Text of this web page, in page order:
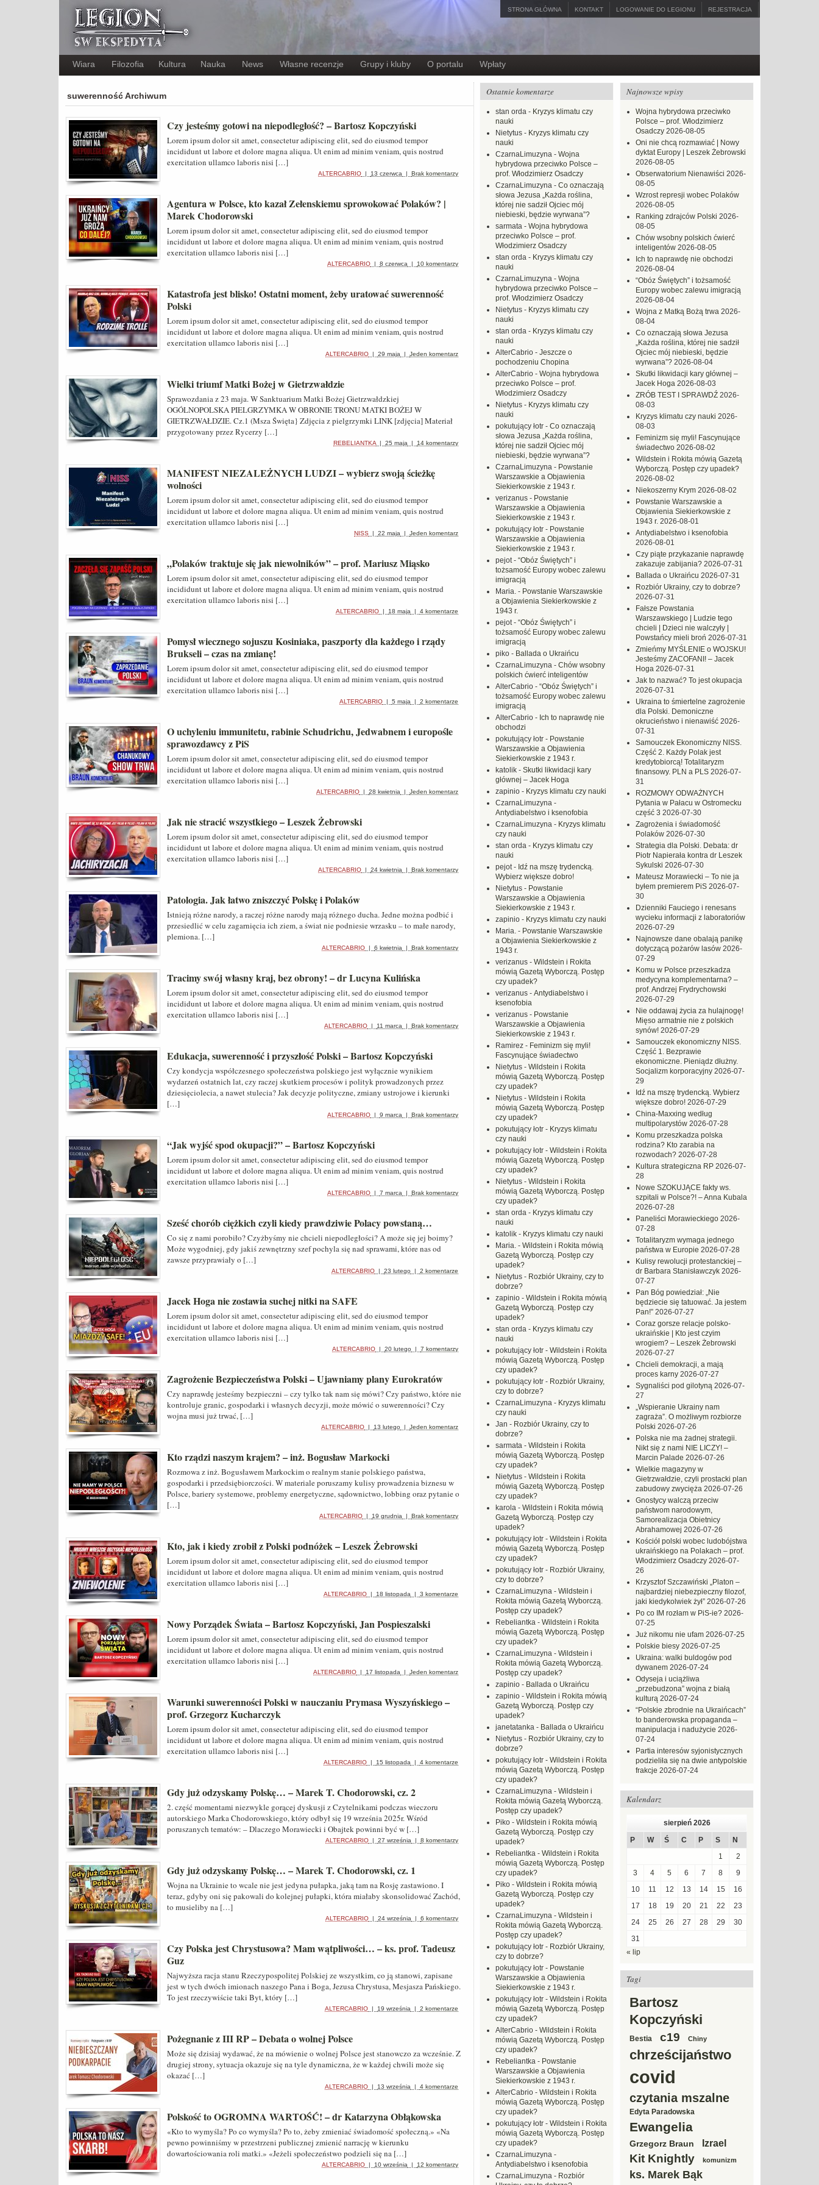
STRONA GŁÓWNA KONTAKT LOGOWANIE DO LEGIONU REJESTRACJA
Wiara Filozofia Kultura Nauka News Własne recenzje Grupy i kluby O portalu Wpłaty
suwerenność Archiwum
Czy jesteśmy gotowi na niepodległość? – Bartosz Kopczyński
Lorem ipsum dolor sit amet, consectetur adipiscing elit, sed do eiusmod tempor
incididunt ut labore et dolore magna aliqua. Ut enim ad minim veniam, quis nostrud
exercitation ullamco laboris nisi […]
ALTERCABRIO | 13 czerwca | Brak komentarzy
Agentura w Polsce, kto kazał Zełenskiemu sprowokować Polaków? |
Marek Chodorowski
Lorem ipsum dolor sit amet, consectetur adipiscing elit, sed do eiusmod tempor
incididunt ut labore et dolore magna aliqua. Ut enim ad minim veniam, quis nostrud
exercitation ullamco laboris nisi […]
ALTERCABRIO | 8 czerwca | 10 komentarzy
Katastrofa jest blisko! Ostatni moment, żeby uratować suwerenność
Polski
Lorem ipsum dolor sit amet, consectetur adipiscing elit, sed do eiusmod tempor
incididunt ut labore et dolore magna aliqua. Ut enim ad minim veniam, quis nostrud
exercitation ullamco laboris nisi […]
ALTERCABRIO | 29 maja | Jeden komentarz
Wielki triumf Matki Bożej w Gietrzwałdzie
Sprawozdania z 23 maja. W Sanktuarium Matki Bożej Gietrzwałdzkiej
OGÓLNOPOLSKA PIELGRZYMKA W OBRONIE TRONU MATKI BOŻEJ W
GIETRZWAŁDZIE. Cz.1 (Msza Święta} Zdjęcia z pielgrzymki LINK [zdjęcia] Materiał
przygotowany przez Rycerzy […]
REBELIANTKA | 25 maja | 14 komentarzy
MANIFEST NIEZALEŻNYCH LUDZI – wybierz swoją ścieżkę
wolności
Lorem ipsum dolor sit amet, consectetur adipiscing elit, sed do eiusmod tempor
incididunt ut labore et dolore magna aliqua. Ut enim ad minim veniam, quis nostrud
exercitation ullamco laboris nisi […]
NISS | 22 maja | Jeden komentarz
„Polaków traktuje się jak niewolników” – prof. Mariusz Miąsko
Lorem ipsum dolor sit amet, consectetur adipiscing elit, sed do eiusmod tempor
incididunt ut labore et dolore magna aliqua. Ut enim ad minim veniam, quis nostrud
exercitation ullamco laboris nisi […]
ALTERCABRIO | 18 maja | 4 komentarze
Pomysł wiecznego sojuszu Kosiniaka, paszporty dla każdego i rządy
Brukseli – czas na zmianę!
Lorem ipsum dolor sit amet, consectetur adipiscing elit, sed do eiusmod tempor
incididunt ut labore et dolore magna aliqua. Ut enim ad minim veniam, quis nostrud
exercitation ullamco laboris nisi […]
ALTERCABRIO | 5 maja | 2 komentarze
O uchyleniu immunitetu, rabinie Schudrichu, Jedwabnem i europośle
sprawozdawcy z PiS
Lorem ipsum dolor sit amet, consectetur adipiscing elit, sed do eiusmod tempor
incididunt ut labore et dolore magna aliqua. Ut enim ad minim veniam, quis nostrud
exercitation ullamco laboris nisi […]
ALTERCABRIO | 28 kwietnia | Jeden komentarz
Jak nie stracić wszystkiego – Leszek Żebrowski
Lorem ipsum dolor sit amet, consectetur adipiscing elit, sed do eiusmod tempor
incididunt ut labore et dolore magna aliqua. Ut enim ad minim veniam, quis nostrud
exercitation ullamco laboris nisi […]
ALTERCABRIO | 24 kwietnia | Brak komentarzy
Patologia. Jak łatwo zniszczyć Polskę i Polaków
Istnieją różne narody, a raczej różne narody mają różnego ducha. Jedne można podbić i
przesiedlić w celu zagarnięcia ich ziem, a świat nie podniesie wrzasku – to małe narody,
plemiona. […]
ALTERCABRIO | 6 kwietnia | Brak komentarzy
Tracimy swój własny kraj, bez obrony! – dr Lucyna Kulińska
Lorem ipsum dolor sit amet, consectetur adipiscing elit, sed do eiusmod tempor
incididunt ut labore et dolore magna aliqua. Ut enim ad minim veniam, quis nostrud
exercitation ullamco laboris nisi […]
ALTERCABRIO | 11 marca | Brak komentarzy
Edukacja, suwerenność i przyszłość Polski – Bartosz Kopczyński
Czy kondycja współczesnego społeczeństwa polskiego jest wyłącznie wynikiem
wydarzeń ostatnich lat, czy raczej skutkiem procesów i polityk prowadzonych przez
dziesięciolecia, a nawet stulecia? Jak decyzje polityczne, zmiany ustrojowe i kierunki
[…]
ALTERCABRIO | 9 marca | Brak komentarzy
“Jak wyjść spod okupacji?” – Bartosz Kopczyński
Lorem ipsum dolor sit amet, consectetur adipiscing elit, sed do eiusmod tempor
incididunt ut labore et dolore magna aliqua. Ut enim ad minim veniam, quis nostrud
exercitation ullamco laboris nisi […]
ALTERCABRIO | 7 marca | Brak komentarzy
Sześć chorób ciężkich czyli kiedy prawdziwie Polacy powstaną…
Co się z nami porobiło? Czyżbyśmy nie chcieli niepodległości? A może się jej boimy?
Może wygodniej, gdy jakiś zewnętrzny szef pochyla się nad sprawami, które nas od
zawsze przyprawiały o […]
ALTERCABRIO | 23 lutego | 2 komentarze
Jacek Hoga nie zostawia suchej nitki na SAFE
Lorem ipsum dolor sit amet, consectetur adipiscing elit, sed do eiusmod tempor
incididunt ut labore et dolore magna aliqua. Ut enim ad minim veniam, quis nostrud
exercitation ullamco laboris nisi […]
ALTERCABRIO | 20 lutego | 7 komentarzy
Zagrożenie Bezpieczeństwa Polski – Ujawniamy plany Eurokratów
Czy naprawdę jesteśmy bezpieczni – czy tylko tak nam się mówi? Czy państwo, które nie
kontroluje granic, gospodarki i własnych decyzji, może mówić o suwerenności? Czy
wojna musi już trwać, […]
ALTERCABRIO | 13 lutego | Jeden komentarz
Kto rządzi naszym krajem? – inż. Bogusław Markocki
Rozmowa z inż. Bogusławem Markockim o realnym stanie polskiego państwa,
gospodarki i przedsiębiorczości. W materiale poruszamy kulisy prowadzenia biznesu w
Polsce, bariery systemowe, problemy energetyczne, sądownictwo, lobbing oraz pytanie o
[…]
ALTERCABRIO | 19 grudnia | Brak komentarzy
Kto, jak i kiedy zrobił z Polski podnóżek – Leszek Żebrowski
Lorem ipsum dolor sit amet, consectetur adipiscing elit, sed do eiusmod tempor
incididunt ut labore et dolore magna aliqua. Ut enim ad minim veniam, quis nostrud
exercitation ullamco laboris nisi […]
ALTERCABRIO | 18 listopada | 3 komentarze
Nowy Porządek Świata – Bartosz Kopczyński, Jan Pospieszalski
Lorem ipsum dolor sit amet, consectetur adipiscing elit, sed do eiusmod tempor
incididunt ut labore et dolore magna aliqua. Ut enim ad minim veniam, quis nostrud
exercitation ullamco laboris nisi […]
ALTERCABRIO | 17 listopada | Jeden komentarz
Warunki suwerenności Polski w nauczaniu Prymasa Wyszyńskiego –
prof. Grzegorz Kucharczyk
Lorem ipsum dolor sit amet, consectetur adipiscing elit, sed do eiusmod tempor
incididunt ut labore et dolore magna aliqua. Ut enim ad minim veniam, quis nostrud
exercitation ullamco laboris nisi […]
ALTERCABRIO | 15 listopada | 4 komentarze
Gdy już odzyskamy Polskę… – Marek T. Chodorowski, cz. 2
2. część momentami niezwykle gorącej dyskusji z Czytelnikami podczas wieczoru
autorskiego Marka Chodorowskiego, który odbył się 19 września 2025r. Wśród
poruszanych tematów: – Dlaczego Morawiecki i Obajtek powinni być w […]
ALTERCABRIO | 27 września | 8 komentarzy
Gdy już odzyskamy Polskę… – Marek T. Chodorowski, cz. 1
Wojna na Ukrainie to wcale nie jest jedyna pułapka, jaką tam na Rosję zastawiono. I
teraz, gdyby oni się pakowali do kolejnej pułapki, która miałaby skonsolidować Zachód,
to musieliby na […]
ALTERCABRIO | 24 września | 6 komentarzy
Czy Polska jest Chrystusowa? Mam wątpliwości… – ks. prof. Tadeusz
Guz
Najwyższa racja stanu Rzeczypospolitej Polskiej ze wszystkim, co ją stanowi, zapisane
jest w tych dwóch imionach naszego Pana i Boga, Jezusa Chrystusa, Mesjasza Pańskiego.
To jest rzeczywiście taki Byt, który […]
ALTERCABRIO | 19 września | 2 komentarze
Pożegnanie z III RP – Debata o wolnej Polsce
Może się dzisiaj wydawać, że na mówienie o wolnej Polsce jest stanowczo za wcześnie. Z
drugiej strony, sytuacja okazuje się na tyle dynamiczna, że w każdej chwili może się
okazać […]
ALTERCABRIO | 13 września | 4 komentarze
Polskość to OGROMNA WARTOŚĆ! – dr Katarzyna Obłąkowska
«Kto to wymyśla? Po co wymyśla? Po to, żeby zmieniać świadomość społeczną.» «Na
pewno powinniśmy w przestrzeni publicznej zmienić narrację w kierunku
dowartościowania roli matki.» «Jeżeli społeczeństwo podzieli się na […]
ALTERCABRIO | 10 września | 12 komentarzy
Najnowsze wpisy
Wojna hybrydowa przeciwko
Polsce – prof. Włodzimierz
Osadczy 2026-08-05
Oni nie chcą rozmawiać | Nowy
dyktat Europy | Leszek Żebrowski
2026-08-05
Obserwatorium Nienawiści 2026-
08-05
Wzrost represji wobec Polaków
2026-08-05
Ranking zdrajców Polski 2026-
08-05
Chów wsobny polskich ćwierć
inteligentów 2026-08-05
Ich to naprawdę nie obchodzi
2026-08-04
“Obóz Świętych” i tożsamość
Europy wobec zalewu imigracją
2026-08-04
Wojna z Matką Bożą trwa 2026-
08-04
Co oznaczają słowa Jezusa
„Każda roślina, której nie sadził
Ojciec mój niebieski, będzie
wyrwana”? 2026-08-04
Skutki likwidacji kary głównej –
Jacek Hoga 2026-08-03
ZRÓB TEST I SPRAWDŹ 2026-
08-03
Kryzys klimatu czy nauki 2026-
08-03
Feminizm się myli! Fascynujące
świadectwo 2026-08-02
Wildstein i Rokita mówią Gazetą
Wyborczą. Postęp czy upadek?
2026-08-02
Niekoszerny Krym 2026-08-02
Powstanie Warszawskie a
Objawienia Siekierkowskie z
1943 r. 2026-08-01
Antydiabelstwo i ksenofobia
2026-08-01
Czy piąte przykazanie naprawdę
zakazuje zabijania? 2026-07-31
Ballada o Ukraińcu 2026-07-31
Rozbiór Ukrainy, czy to dobrze?
2026-07-31
Fałsze Powstania
Warszawskiego | Ludzie tego
chcieli | Dzieci nie walczyły |
Powstańcy mieli broń 2026-07-31
Zmieńmy MYŚLENIE o WOJSKU!
Jesteśmy ZACOFANI! – Jacek
Hoga 2026-07-31
Jak to nazwać? To jest okupacja
2026-07-31
Ukraina to śmiertelne zagrożenie
dla Polski. Demoniczne
okrucieństwo i nienawiść 2026-
07-31
Samouczek Ekonomiczny NISS.
Część 2. Każdy Polak jest
kredytobiorcą! Totalitaryzm
finansowy. PLN a PLS 2026-07-
31
ROZMOWY ODWAŻNYCH
Pytania w Pałacu w Ostromecku
część 3 2026-07-30
Zagrożenia i świadomość
Polaków 2026-07-30
Strategia dla Polski. Debata: dr
Piotr Napierała kontra dr Leszek
Sykulski 2026-07-30
Mateusz Morawiecki – To nie ja
byłem premierem PiS 2026-07-
30
Dzienniki Fauciego i renesans
wycieku informacji z laboratoriów
2026-07-29
Najnowsze dane obalają panikę
dotyczącą pożarów lasów 2026-
07-29
Komu w Polsce przeszkadza
medycyna komplementarna? –
prof. Andrzej Frydrychowski
2026-07-29
Nie oddawaj życia za hulajnogę!
Mięso armatnie nie z polskich
synów! 2026-07-29
Samouczek ekonomiczny NISS.
Część 1. Bezprawie
ekonomiczne. Pieniądz dłużny.
Socjalizm korporacyjny 2026-07-
29
Idź na mszę trydencką. Wybierz
większe dobro! 2026-07-29
China-Maxxing według
multipolarystów 2026-07-28
Komu przeszkadza polska
rodzina? Kto zarabia na
rozwodach? 2026-07-28
Kultura strategiczna RP 2026-07-
28
Nowe SZOKUJĄCE fakty ws.
szpitali w Polsce?! – Anna Kubala
2026-07-28
Paneliści Morawieckiego 2026-
07-28
Totalitaryzm wymaga jednego
państwa w Europie 2026-07-28
Kulisy rewolucji protestanckiej –
dr Barbara Stanisławczyk 2026-
07-27
Pan Bóg powiedział: „Nie
będziecie się tatuować. Ja jestem
Pan!” 2026-07-27
Coraz gorsze relacje polsko-
ukraińskie | Kto jest czyim
wrogiem? – Leszek Żebrowski
2026-07-27
Chcieli demokracji, a mają
proces karny 2026-07-27
Sygnaliści pod gilotyną 2026-07-
27
„Wspieranie Ukrainy nam
zagraża”. O możliwym rozbiorze
Polski 2026-07-26
Polska nie ma żadnej strategii.
Nikt się z nami NIE LICZY! –
Marcin Palade 2026-07-26
Wielkie magazyny w
Gietrzwałdzie, czyli prostacki plan
zabudowy zwycięża 2026-07-26
Gnostycy walczą przeciw
państwom narodowym,
Samorealizacja Obietnicy
Abrahamowej 2026-07-26
Kościół polski wobec ludobójstwa
ukraińskiego na Polakach – prof.
Włodzimierz Osadczy 2026-07-
26
Krzysztof Szczawiński „Platon –
najbardziej niebezpieczny filozof,
jaki kiedykolwiek żył” 2026-07-26
Po co IM rozłam w PiS-ie? 2026-
07-25
Już nikomu nie ufam 2026-07-25
Polskie biesy 2026-07-25
Ukraina: walki buldogów pod
dywanem 2026-07-24
Odyseja i uciążliwa
„przebudzona” wojna z białą
kulturą 2026-07-24
“Polskie zbrodnie na Ukraińcach”
to banderowska propaganda –
manipulacja i nadużycie 2026-
07-24
Partia interesów syjonistycznych
podzieliła się na dwie antypolskie
frakcje 2026-07-24
Kalendarz
sierpień 2026
P
W Ś C P S
N
1
2
3
4 5 6 7 8
9
10
11 12 13 14 15
16
17
18 19 20 21 22
23
24
25 26 27 28 29
30
31
« lip
Tagi
Bartosz
Kopczyński
Bestia c19 Chiny
chrześcijaństwo
covid
czytania mszalne
Edyta Paradowska
Ewangelia
Grzegorz Braun Izrael
Kit Knightly komunizm
ks. Marek Bąk
Ostatnie komentarze
stan orda - Kryzys klimatu czy
nauki
Nietytus - Kryzys klimatu czy
nauki
CzarnaLimuzyna - Wojna
hybrydowa przeciwko Polsce –
prof. Włodzimierz Osadczy
CzarnaLimuzyna - Co oznaczają
słowa Jezusa „Każda roślina,
której nie sadził Ojciec mój
niebieski, będzie wyrwana”?
sarmata - Wojna hybrydowa
przeciwko Polsce – prof.
Włodzimierz Osadczy
stan orda - Kryzys klimatu czy
nauki
CzarnaLimuzyna - Wojna
hybrydowa przeciwko Polsce –
prof. Włodzimierz Osadczy
Nietytus - Kryzys klimatu czy
nauki
stan orda - Kryzys klimatu czy
nauki
AlterCabrio - Jeszcze o
pochodzeniu Chopina
AlterCabrio - Wojna hybrydowa
przeciwko Polsce – prof.
Włodzimierz Osadczy
Nietytus - Kryzys klimatu czy
nauki
pokutujący łotr - Co oznaczają
słowa Jezusa „Każda roślina,
której nie sadził Ojciec mój
niebieski, będzie wyrwana”?
CzarnaLimuzyna - Powstanie
Warszawskie a Objawienia
Siekierkowskie z 1943 r.
verizanus - Powstanie
Warszawskie a Objawienia
Siekierkowskie z 1943 r.
pokutujący łotr - Powstanie
Warszawskie a Objawienia
Siekierkowskie z 1943 r.
pejot- “Obóz Świętych” i
tożsamość Europy wobec zalewu
imigracją
Maria. - Powstanie Warszawskie
a Objawienia Siekierkowskie z
1943 r.
pejot- “Obóz Świętych” i
tożsamość Europy wobec zalewu
imigracją
piko - Ballada o Ukraińcu
CzarnaLimuzyna - Chów wsobny
polskich ćwierć inteligentów
AlterCabrio - “Obóz Świętych” i
tożsamość Europy wobec zalewu
imigracją
AlterCabrio - Ich to naprawdę nie
obchodzi
pokutujący łotr - Powstanie
Warszawskie a Objawienia
Siekierkowskie z 1943 r.
katolik - Skutki likwidacji kary
głównej – Jacek Hoga
zapinio - Kryzys klimatu czy nauki
CzarnaLimuzyna -
Antydiabelstwo i ksenofobia
CzarnaLimuzyna - Kryzys klimatu
czy nauki
stan orda - Kryzys klimatu czy
nauki
pejot- Idź na mszę trydencką.
Wybierz większe dobro!
Nietytus - Powstanie
Warszawskie a Objawienia
Siekierkowskie z 1943 r.
zapinio - Kryzys klimatu czy nauki
Maria. - Powstanie Warszawskie
a Objawienia Siekierkowskie z
1943 r.
verizanus - Wildstein i Rokita
mówią Gazetą Wyborczą. Postęp
czy upadek?
verizanus - Antydiabelstwo i
ksenofobia
verizanus - Powstanie
Warszawskie a Objawienia
Siekierkowskie z 1943 r.
Ramirez - Feminizm się myli!
Fascynujące świadectwo
Nietytus - Wildstein i Rokita
mówią Gazetą Wyborczą. Postęp
czy upadek?
Nietytus - Wildstein i Rokita
mówią Gazetą Wyborczą. Postęp
czy upadek?
pokutujący łotr - Kryzys klimatu
czy nauki
pokutujący łotr - Wildstein i Rokita
mówią Gazetą Wyborczą. Postęp
czy upadek?
Nietytus - Wildstein i Rokita
mówią Gazetą Wyborczą. Postęp
czy upadek?
stan orda - Kryzys klimatu czy
nauki
katolik - Kryzys klimatu czy nauki
Maria. - Wildstein i Rokita mówią
Gazetą Wyborczą. Postęp czy
upadek?
Nietytus - Rozbiór Ukrainy, czy to
dobrze?
zapinio - Wildstein i Rokita mówią
Gazetą Wyborczą. Postęp czy
upadek?
stan orda - Kryzys klimatu czy
nauki
pokutujący łotr - Wildstein i Rokita
mówią Gazetą Wyborczą. Postęp
czy upadek?
pokutujący łotr - Rozbiór Ukrainy,
czy to dobrze?
CzarnaLimuzyna - Kryzys klimatu
czy nauki
Jan - Rozbiór Ukrainy, czy to
dobrze?
sarmata - Wildstein i Rokita
mówią Gazetą Wyborczą. Postęp
czy upadek?
Nietytus - Wildstein i Rokita
mówią Gazetą Wyborczą. Postęp
czy upadek?
karola - Wildstein i Rokita mówią
Gazetą Wyborczą. Postęp czy
upadek?
pokutujący łotr - Wildstein i Rokita
mówią Gazetą Wyborczą. Postęp
czy upadek?
pokutujący łotr - Rozbiór Ukrainy,
czy to dobrze?
CzarnaLimuzyna - Wildstein i
Rokita mówią Gazetą Wyborczą.
Postęp czy upadek?
Rebeliantka - Wildstein i Rokita
mówią Gazetą Wyborczą. Postęp
czy upadek?
CzarnaLimuzyna - Wildstein i
Rokita mówią Gazetą Wyborczą.
Postęp czy upadek?
zapinio - Ballada o Ukraińcu
zapinio - Wildstein i Rokita mówią
Gazetą Wyborczą. Postęp czy
upadek?
janetatanka - Ballada o Ukraińcu
Nietytus - Rozbiór Ukrainy, czy to
dobrze?
pokutujący łotr - Wildstein i Rokita
mówią Gazetą Wyborczą. Postęp
czy upadek?
CzarnaLimuzyna - Wildstein i
Rokita mówią Gazetą Wyborczą.
Postęp czy upadek?
Piko - Wildstein i Rokita mówią
Gazetą Wyborczą. Postęp czy
upadek?
Rebeliantka - Wildstein i Rokita
mówią Gazetą Wyborczą. Postęp
czy upadek?
Piko - Wildstein i Rokita mówią
Gazetą Wyborczą. Postęp czy
upadek?
CzarnaLimuzyna - Wildstein i
Rokita mówią Gazetą Wyborczą.
Postęp czy upadek?
pokutujący łotr - Rozbiór Ukrainy,
czy to dobrze?
pokutujący łotr - Powstanie
Warszawskie a Objawienia
Siekierkowskie z 1943 r.
pokutujący łotr - Wildstein i Rokita
mówią Gazetą Wyborczą. Postęp
czy upadek?
AlterCabrio - Wildstein i Rokita
mówią Gazetą Wyborczą. Postęp
czy upadek?
Rebeliantka - Powstanie
Warszawskie a Objawienia
Siekierkowskie z 1943 r.
AlterCabrio - Wildstein i Rokita
mówią Gazetą Wyborczą. Postęp
czy upadek?
pokutujący łotr - Wildstein i Rokita
mówią Gazetą Wyborczą. Postęp
czy upadek?
CzarnaLimuzyna -
Antydiabelstwo i ksenofobia
CzarnaLimuzyna - Rozbiór